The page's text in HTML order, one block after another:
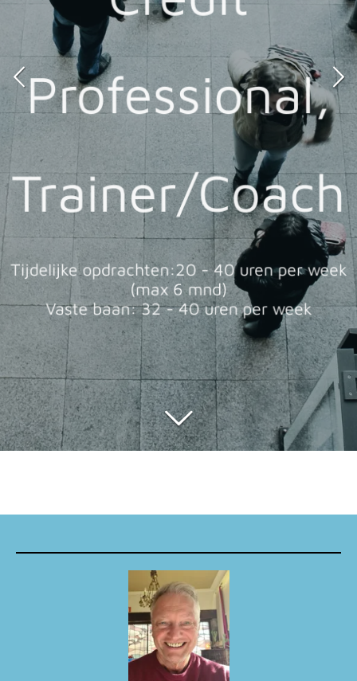
Professional,
Trainer/Coach
Tijdelijke opdrachten:20 - 40 uren per week
(max 6 mnd)
Vaste baan: 32 - 40 uren per week